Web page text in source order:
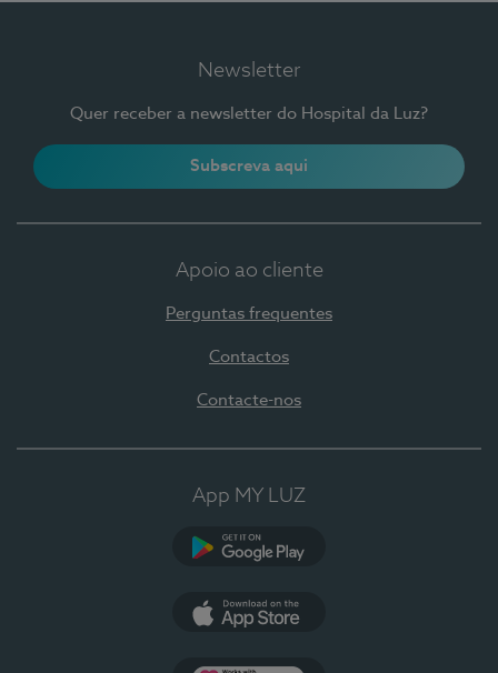
Newsletter
Quer receber a newsletter do Hospital da Luz?
Subscreva aqui
Apoio ao cliente
Perguntas frequentes
Contactos
Contacte-nos
App MY LUZ